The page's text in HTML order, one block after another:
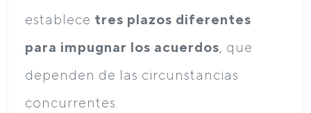
establece tres plazos diferentes
para impugnar los acuerdos , que
dependen de las circunstancias
concurrentes.